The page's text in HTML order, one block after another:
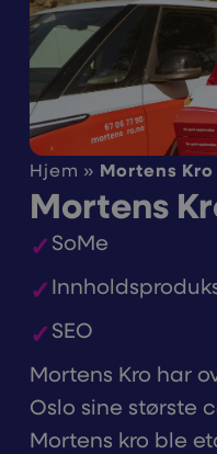
Hjem » Mortens Kro
Mortens
SoMe
SEO
Mortens Kro har
Oslo sine største
Mortens kro ble